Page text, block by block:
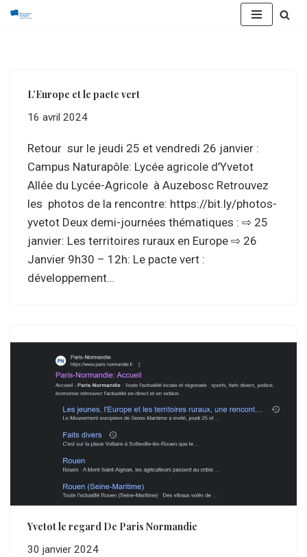
L’Europe et le pacte vert
16 avril 2024
Retour sur le jeudi 25 et vendredi 26 janvier :
Campus Naturapôle: Lycée agricole d’Yvetot
Allée du Lycée-Agricole à Auzebosc Retrouvez
les photos de la rencontre: https://bit.ly/photos-
yvetot Deux demi-journées thématiques : ⇨ 25
janvier: Les territoires ruraux en Europe ⇨ 26
Janvier 9h30 – 12h: Le pacte vert :
développement…
Yvetot le regard De Paris Normandie
30 janvier 2024